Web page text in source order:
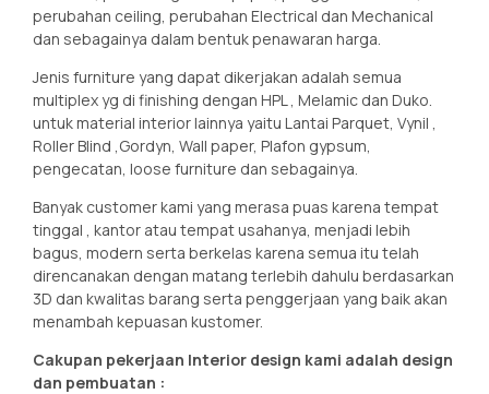
perubahan ceiling, perubahan Electrical dan Mechanical
dan sebagainya dalam bentuk penawaran harga.
Jenis furniture yang dapat dikerjakan adalah semua
multiplex yg di finishing dengan HPL , Melamic dan Duko.
untuk material interior lainnya yaitu Lantai Parquet, Vynil ,
Roller Blind ,Gordyn, Wall paper, Plafon gypsum,
pengecatan, loose furniture dan sebagainya.
Banyak customer kami yang merasa puas karena tempat
tinggal , kantor atau tempat usahanya, menjadi lebih
bagus, modern serta berkelas karena semua itu telah
direncanakan dengan matang terlebih dahulu berdasarkan
3D dan kwalitas barang serta penggerjaan yang baik akan
menambah kepuasan kustomer.
Cakupan pekerjaan Interior design kami adalah design
dan pembuatan :